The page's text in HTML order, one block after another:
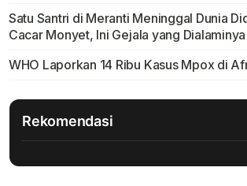
Satu Santri di Meranti Meninggal Dunia
Cacar Monyet, Ini Gejala yang Dialaminya
WHO Laporkan 14 Ribu Kasus Mpox di
Rekomendasi